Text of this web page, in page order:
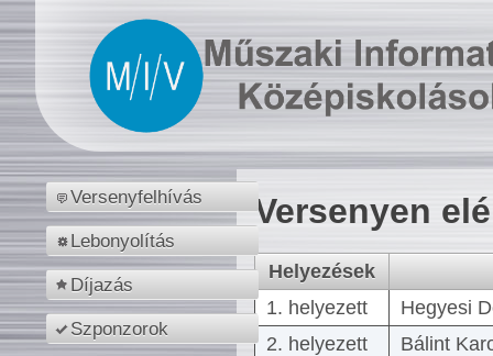
Versenyfelhívás
Lebonyolítás
Díjazás
Szponzorok
Versenyen
Helyezések
1. helyezett
Hegyesi
2. helyezett
Bálint